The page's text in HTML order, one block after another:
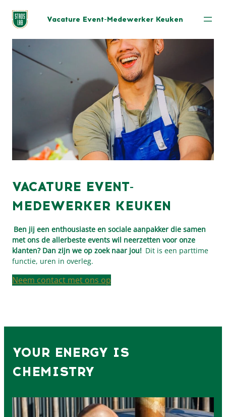
Vacature Event-Medewerker Keuken
VACATURE EVENT-
MEDEWERKER KEUKEN
Ben jij een enthousiaste en sociale aanpakker die samen
met ons de allerbeste events wil neerzetten voor onze
klanten? Dan zijn we op zoek naar jou! Dit is een parttime
functie, uren in overleg.
Neem contact met ons op
YOUR ENERGY IS
CHEMISTRY